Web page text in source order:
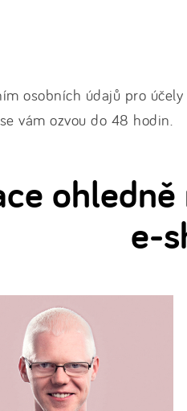
osobních údajů pro účely
vám ozvou do 48 hodin.
e-